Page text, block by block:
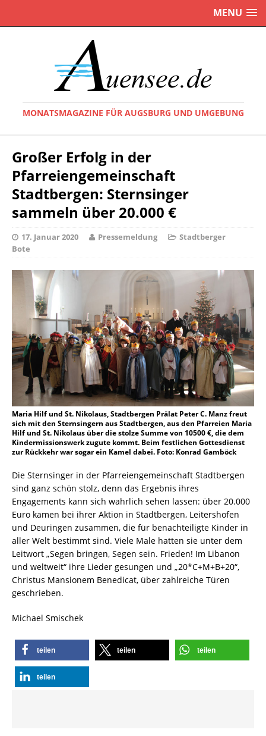
MENU
MONATSMAGAZINE FÜR AUGSBURG UND UMGEBUNG
Großer Erfolg in der
Pfarreiengemeinschaft
Stadtbergen: Sternsinger
sammeln über 20.000 €
17. Januar 2020 Pressemeldung
Stadtberger
Bote
Maria Hilf und St. Nikolaus, Stadtbergen Prälat Peter C. Manz freut
sich mit den Sternsingern aus Stadtbergen, aus den Pfarreien Maria
Hilf und St. Nikolaus über die stolze Summe von 10500 €, die dem
Kindermissionswerk zugute kommt. Beim festlichen Gottesdienst
zur Rückkehr war sogar ein Kamel dabei. Foto: Konrad Gamböck
Die Sternsinger in der Pfarreiengemeinschaft Stadtbergen
sind ganz schön stolz, denn das Ergebnis ihres
Engagements kann sich wahrlich sehen lassen: über 20.000
Euro kamen bei ihrer Aktion in Stadtbergen, Leitershofen
und Deuringen zusammen, die für benachteiligte Kinder in
aller Welt bestimmt sind. Viele Male hatten sie unter dem
Leitwort „Segen bringen, Segen sein. Frieden! Im Libanon
und weltweit“ ihre Lieder gesungen und „20*C+M+B+20“,
Christus Mansionem Benedicat, über zahlreiche Türen
geschrieben.
Michael Smischek
teilen teilen teilen
teilen